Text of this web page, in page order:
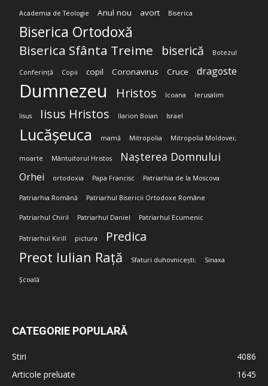
Academia de Teologie Anul nou avort Biserica
Biserica Ortodoxă
Biserica Sfânta Treime biserică Botezul
Conferință Copii copil Coronavirus Cruce dragoste
Dumnezeu Hristos Icoana Ierusalim
Iisus Iisus Hristos Ilarion Boian Israel
Lucășeuca mamă Mitropolia Mitropolia Moldovei;
moarte Mântuitorul Hristos Nașterea Domnului
Orhei ortodoxia Papa Francisc Patriarhia de la Moscova
Patriarhia Română Patriarhul Bisericii Ortodoxe Române
Patriarhul Chiril Patriarhul Daniel Patriarhul Ecumenic
Patriarhul Kirill pictura Predica
Preot Iulian Rață Sfaturi duhovnicești; Sinaxa
Școală
CATEGORIE POPULARĂ
Stiri
4086
Articole preluate
1645